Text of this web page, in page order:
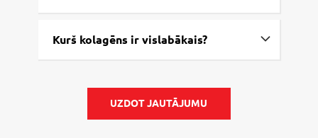
Kurš kolagēns ir vislabākais?
UZDOT JAUTĀJUMU